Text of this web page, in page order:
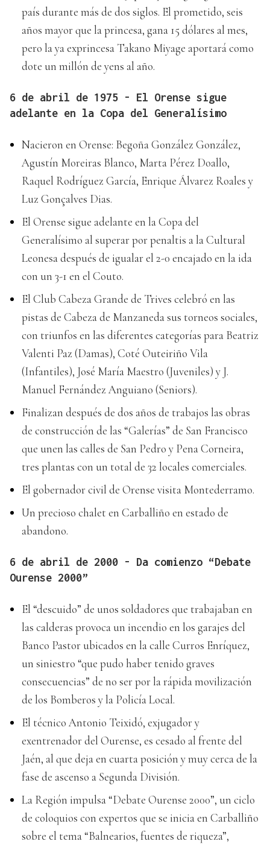
país durante más de dos siglos. El prometido, seis
años mayor que la princesa, gana 15 dólares al mes,
pero la ya exprincesa Takano Miyage aportará como
dote un millón de yens al año.
6 de abril de 1975 - El Orense sigue
adelante en la Copa del Generalísimo
Nacieron en Orense: Begoña González González,
Agustín Moreiras Blanco, Marta Pérez Doallo,
Raquel Rodríguez García, Enrique Álvarez Roales y
Luz Gonçalves Dias.
El Orense sigue adelante en la Copa del
Generalísimo al superar por penaltis a la Cultural
Leonesa después de igualar el 2-0 encajado en la ida
con un 3-1 en el Couto.
El Club Cabeza Grande de Trives celebró en las
pistas de Cabeza de Manzaneda sus torneos sociales,
con triunfos en las diferentes categorías para Beatriz
Valenti Paz (Damas), Coté Outeiriño Vila
(Infantiles), José María Maestro (Juveniles) y J.
Manuel Fernández Anguiano (Seniors).
Finalizan después de dos años de trabajos las obras
de construcción de las “Galerías” de San Francisco
que unen las calles de San Pedro y Pena Corneira,
tres plantas con un total de 32 locales comerciales.
El gobernador civil de Orense visita Montederramo.
Un precioso chalet en Carballiño en estado de
abandono.
6 de abril de 2000 - Da comienzo “Debate
Ourense 2000”
El “descuido” de unos soldadores que trabajaban en
las calderas provoca un incendio en los garajes del
Banco Pastor ubicados en la calle Curros Enríquez,
un siniestro “que pudo haber tenido graves
consecuencias” de no ser por la rápida movilización
de los Bomberos y la Policía Local.
El técnico Antonio Teixidó, exjugador y
exentrenador del Ourense, es cesado al frente del
Jaén, al que deja en cuarta posición y muy cerca de la
fase de ascenso a Segunda División.
La Región impulsa “Debate Ourense 2000”, un ciclo
de coloquios con expertos que se inicia en Carballiño
sobre el tema “Balnearios, fuentes de riqueza”,